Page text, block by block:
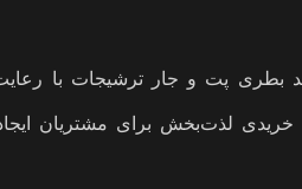
بطری پت و جار ترشیجات با رعایت
خریدی لذت‌بخش برای مشتریان